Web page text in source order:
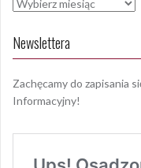
Newslettera
Zachęcamy do zapisania
Informacyjny!